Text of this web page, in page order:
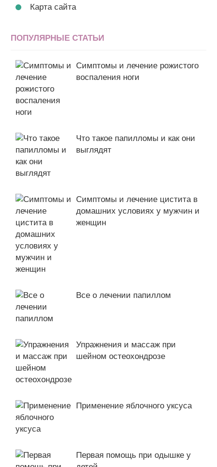
Карта сайта
ПОПУЛЯРНЫЕ СТАТЬИ
Симптомы и лечение рожистого
воспаления ноги
Что такое папилломы и как они
выглядят
Симптомы и лечение цистита в
домашних условиях у мужчин и
женщин
Все о лечении папиллом
Упражнения и массаж при
шейном остеохондрозе
Применение яблочного уксуса
Первая помощь при одышке у